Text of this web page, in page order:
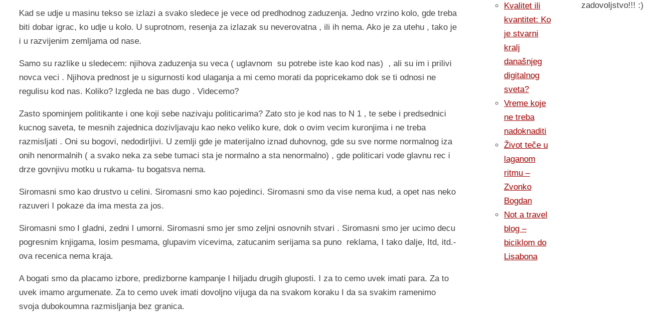
Kad se udje u masinu tekso se izlazi a svako sledece je vece od predhodnog zaduzenja. Jedno vrzino kolo, gde treba
biti dobar igrac, ko udje u kolo. U suprotnom, resenja za izlazak su neverovatna , ili ih nema. Ako je za utehu , tako je
i u razvijenim zemljama od nase.
Samo su razlike u sledecem: njihova zaduzenja su veca ( uglavnom su potrebe iste kao kod nas)
, ali su im i prilivi
novca veci . Njihova prednost je u sigurnosti kod ulaganja a mi cemo morati da popricekamo dok se ti odnosi ne
regulisu kod nas. Koliko? Izgleda ne bas dugo . Videcemo?
Zasto spominjem politikante i one koji sebe nazivaju politicarima? Zato sto je kod nas to N 1 , te sebe i predsednici
kucnog saveta, te mesnih zajednica dozivljavaju kao neko veliko kure, dok o ovim vecim kuronjima i ne treba
razmisljati . Oni su bogovi, nedodirljivi. U zemlji gde je materijalno iznad duhovnog, gde su sve norme normalnog iza
onih nenormalnih ( a svako neka za sebe tumaci sta je normalno a sta nenormalno) , gde politicari vode glavnu rec i
drze govnjivu motku u rukama- tu bogatsva nema.
Siromasni smo kao drustvo u celini. Siromasni smo kao pojedinci. Siromasni smo da vise nema kud, a opet nas neko
razuveri I pokaze da ima mesta za jos.
Siromasni smo I gladni, zedni I umorni. Siromasni smo jer smo zeljni osnovnih stvari . Siromasni smo jer ucimo decu
pogresnim knjigama, losim pesmama, glupavim vicevima, zatucanim serijama sa puno reklama, I tako dalje, Itd, itd.-
ova recenica nema kraja.
A bogati smo da placamo izbore, predizborne kampanje I hiljadu drugih gluposti. I za to cemo uvek imati para. Za to
uvek imamo argumenate. Za to cemo uvek imati dovoljno vijuga da na svakom koraku I da sa svakim ramenimo
svoja dubokoumna razmisljanja bez granica.
Kvalitet ili
kvantitet: Ko
je stvarni
kralj
današnjeg
digitalnog
sveta?
Vreme koje
ne treba
nadoknaditi
Život teče u
laganom
ritmu –
Zvonko
Bogdan
Not a travel
blog –
biciklom do
Lisabona
zadovoljstvo!!! :)